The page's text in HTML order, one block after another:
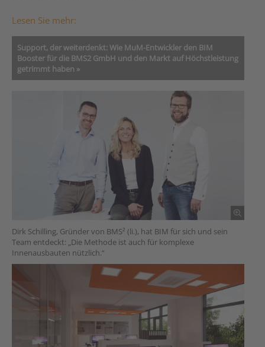
Lesen Sie mehr:
Support, der weiterdenkt: Wie MuM-Entwickler den BIM
Booster für die BMS2 GmbH und den Markt auf Höchstleistung
getrimmt haben »
Dirk Schilling, Gründer von BMS² (li.), hat BIM für sich und sein
Team entdeckt: „Die Methode ist auch für komplexe
Innenausbauten nützlich.“